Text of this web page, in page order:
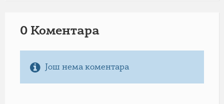
0 Коментарa
Још нема коментара